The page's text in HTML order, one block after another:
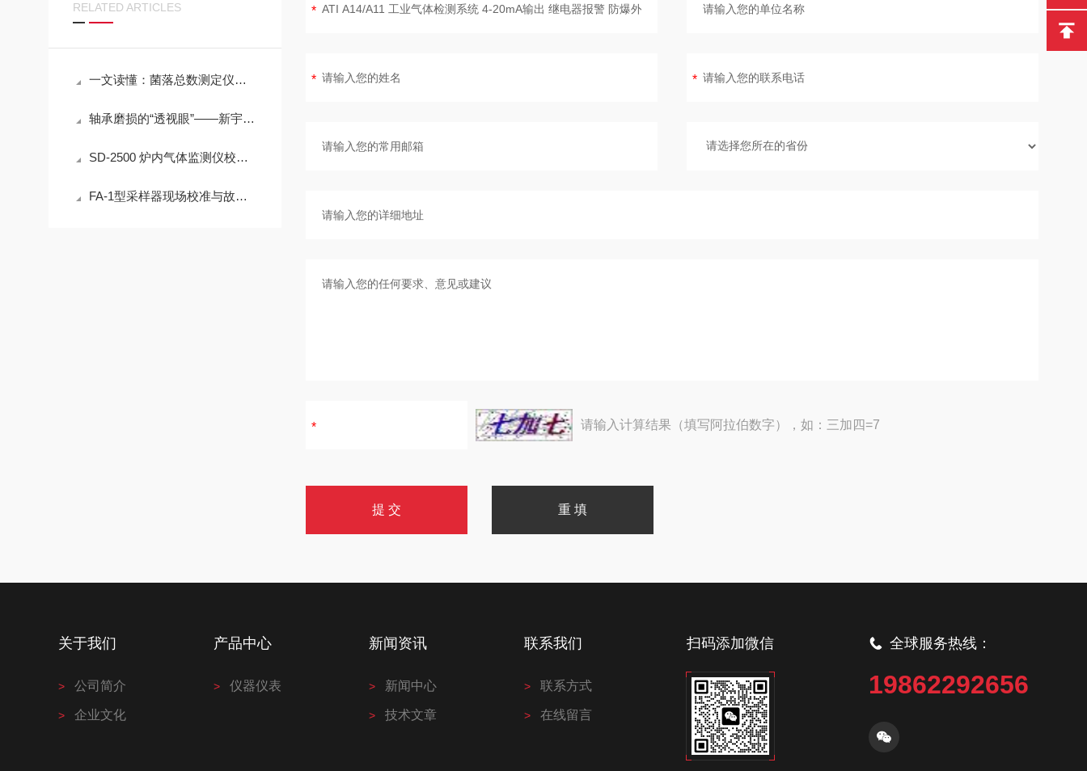
RELATED ARTICLES
一文读懂：菌落总数测定仪在各行业的实际应用
轴承磨损的“透视眼”——新宇宙COSMOS便携式润滑脂铁粉浓度计SDM-72
SD-2500 炉内气体监测仪校准方法详解
FA-1型采样器现场校准与故障排查实用指南
请输入计算结果（填写阿拉伯数字），如：三加四=7
关于我们
公司简介
企业文化
产品中心
仪器仪表
新闻资讯
新闻中心
技术文章
联系我们
联系方式
在线留言
扫码添加微信 全球服务热线：
19862292656